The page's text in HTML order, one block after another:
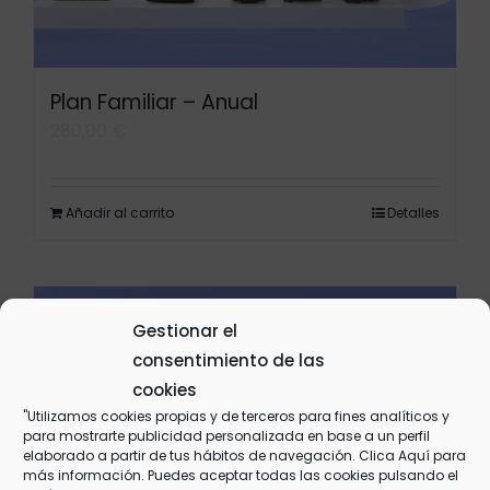
Gestionar el
consentimiento de las
cookies
"Utilizamos cookies propias y de terceros para fines analíticos y
para mostrarte publicidad personalizada en base a un perfil
elaborado a partir de tus hábitos de navegación. Clica Aquípara
más información. Puedes aceptar todas las cookies pulsando el
Plan Familiar – Anual
Añadir al carrito Detalles